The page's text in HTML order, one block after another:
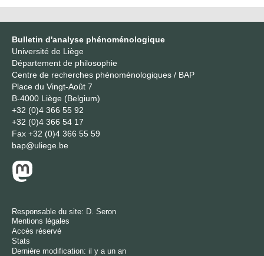
Bulletin d'analyse phénoménologique
Université de Liège
Département de philosophie
Centre de recherches phénoménologiques / BAP
Place du Vingt-Août 7
B-4000 Liège (Belgium)
+32 (0)4 366 55 92
+32 (0)4 366 54 17
Fax +32 (0)4 366 55 59
bap@uliege.be
Responsable du site: D. Seron
Mentions légales
Accès réservé
Stats
Dernière modification: il y a un an